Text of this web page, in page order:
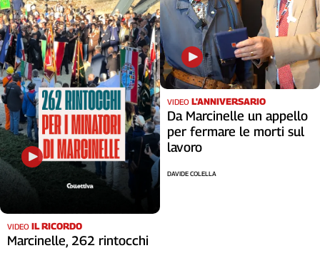
VIDEO IL RICORDO
Marcinelle, 262 rintocchi
VIDEO L'ANNIVERSARIO
Da Marcinelle un appello
per fermare le morti sul
lavoro
DAVIDE COLELLA